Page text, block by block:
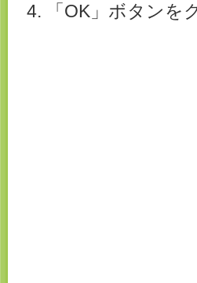
「OK」ボタンを